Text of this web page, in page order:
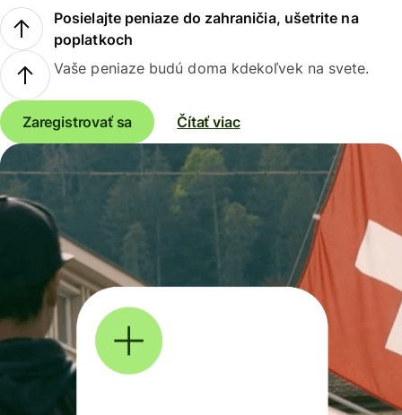
Posielajte peniaze do zahraničia, ušetrite na
poplatkoch
Vaše peniaze budú doma kdekoľvek na svete.
Zaregistrovať sa Čítať viac